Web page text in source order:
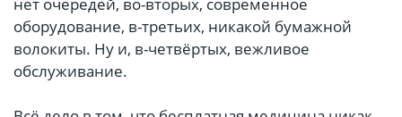
нет очередей, во-вторых, современное
оборудование, в-третьих, никакой бумажной
волокиты. Ну и, в-четвёртых, вежливое
обслуживание.